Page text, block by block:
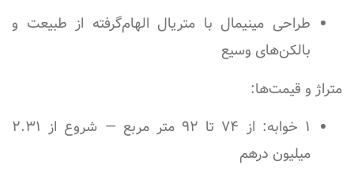
طراحی مینیمال با متریال الهام‌گرفته از طبیعت و
بالکن‌های وسیع
متراژ و قیمت‌ها:
۱ خوابه: از ۷۴ تا ۹۲ متر مربع — شروع از
۲.۳۱
میلیون درهم